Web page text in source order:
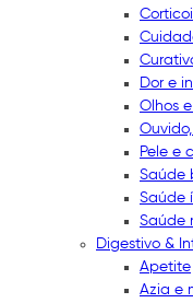
Dor e
Olhos
Pele e
Saúde
Saúde
Saúde
Digestivo &
Apetite
Azia e